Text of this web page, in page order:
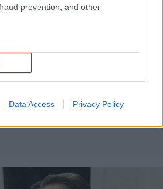
prevention, and other
Data Access Privacy Policy
ενόψει ΚΕ